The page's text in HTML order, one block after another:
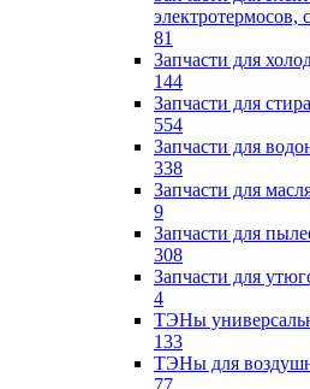
81
Запчасти для
144
Запчасти для
554
Запчасти для
338
Запчасти для
9
Запчасти для
308
Запчасти для
4
ТЭНы
133
ТЭНы для
77